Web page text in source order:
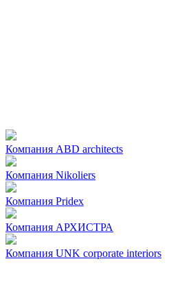
Компания ABD architects
Компания Nikoliers
Компания Pridex
Компания АРХИСТРА
Компания UNK corporate interiors